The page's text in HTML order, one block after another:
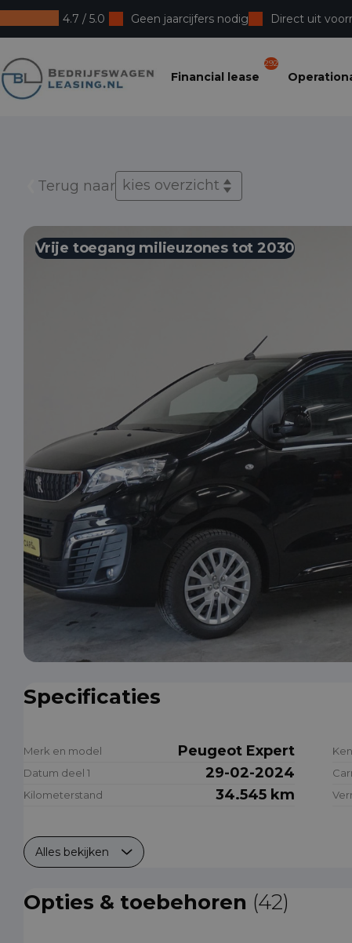
4.7 / 5.0 Geen jaarcijfers nodig Direct uit
Bedrijfswagenleasing
Financial lease
292
Terug naar kies overzicht
Vrije toegang milieuzones tot 2030
Specificaties
Merk en model Peugeot Expert
Datum deel 1 29-02-2024
Kilometerstand 34.545 km
Alles bekijken
Opties & toebehoren (42)